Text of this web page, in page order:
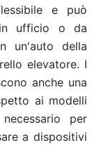
e può
ufficio o da
un'auto della
elevatore. I
anche una
ai modelli
per
a dispositivi